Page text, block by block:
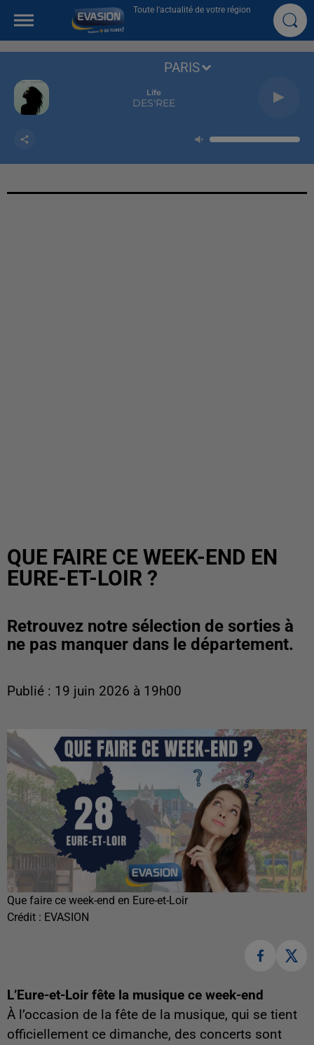
Toute l'actualité de votre région
Life
DES'REE
PARIS
QUE FAIRE CE WEEK-END EN
EURE-ET-LOIR ?
Retrouvez notre sélection de sorties à
ne pas manquer dans le département.
Publié : 19 juin 2026 à 19h00
Que faire ce week-end en Eure-et-Loir
Crédit : EVASION
L’Eure-et-Loir fête la musique ce week-end
À l’occasion de la fête de la musique, qui se tient
officiellement ce dimanche, des concerts sont